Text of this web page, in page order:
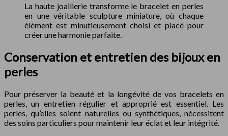
La haute joaillerie transforme le bracelet en perles
en une véritable sculpture miniature, où chaque
élément est minutieusement choisi et placé pour
créer une harmonie parfaite.
Conservation et entretien des bijoux en
perles
Pour préserver la beauté et la longévité de vos bracelets en
perles, un entretien régulier et approprié est essentiel. Les
perles, qu’elles soient naturelles ou synthétiques, nécessitent
des soins particuliers pour maintenir leur éclat et leur intégrité.